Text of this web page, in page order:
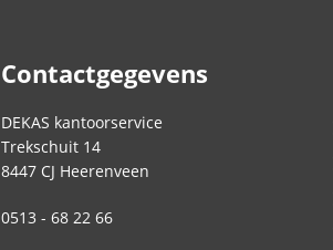
Contactgegevens
DEKAS kantoorservice
Trekschuit 14
8447 CJ Heerenveen
0513 - 68 22 66